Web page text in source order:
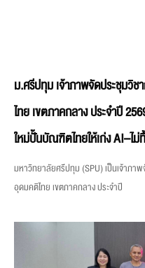
ม.ศรีปทุม เจ้าภาพจัดประชุม
ไทย เขตภาคกลาง ประจำปี
ใหม่ปั้นบัณฑิตไทยให้เก่ง AI–ไ
มหาวิทยาลัยศรีปทุม (SPU) เป็นเจ้าภ
อุดมคติไทย เขตภาคกลาง ประจำปี